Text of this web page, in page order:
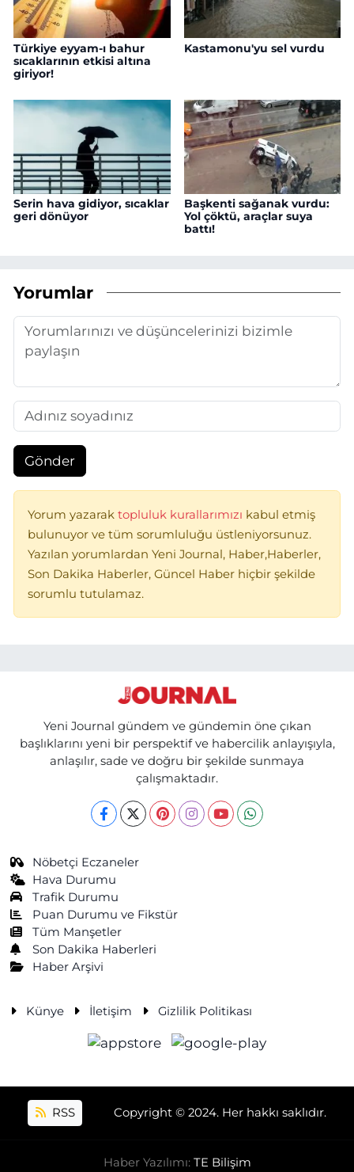
Türkiye eyyam-ı bahur
sıcaklarının etkisi altına
giriyor!
Kastamonu'yu sel vurdu
Serin hava gidiyor, sıcaklar
geri dönüyor
Başkenti sağanak vurdu:
Yol çöktü, araçlar suya
battı!
Yorumlar
Gönder
Yorum yazarak topluluk kurallarımızı kabul etmiş
bulunuyor ve tüm sorumluluğu üstleniyorsunuz.
Yazılan yorumlardan Yeni Journal, Haber,Haberler,
Son Dakika Haberler, Güncel Haber hiçbir şekilde
sorumlu tutulamaz.
Yeni Journal gündem ve gündemin öne çıkan
başlıklarını yeni bir perspektif ve habercilik anlayışıyla,
anlaşılır, sade ve doğru bir şekilde sunmaya
çalışmaktadır.
Nöbetçi Eczaneler
Hava Durumu
Trafik Durumu
Puan Durumu ve Fikstür
Tüm Manşetler
Son Dakika Haberleri
Haber Arşivi
Künye İletişim Gizlilik Politikası
RSS Copyright © 2024. Her hakkı saklıdır.
Haber Yazılımı: TE Bilişim